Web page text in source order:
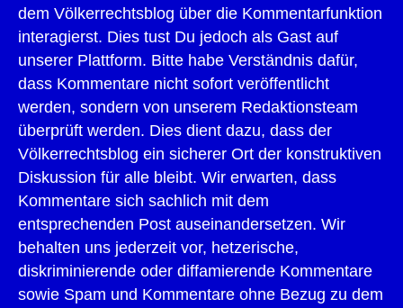
dem Völkerrechtsblog über die Kommentarfunktion
interagierst. Dies tust Du jedoch als Gast auf
unserer Plattform. Bitte habe Verständnis dafür,
dass Kommentare nicht sofort veröffentlicht
werden, sondern von unserem Redaktionsteam
überprüft werden. Dies dient dazu, dass der
Völkerrechtsblog ein sicherer Ort der konstruktiven
Diskussion für alle bleibt. Wir erwarten, dass
Kommentare sich sachlich mit dem
entsprechenden Post auseinandersetzen. Wir
behalten uns jederzeit vor, hetzerische,
diskriminierende oder diffamierende Kommentare
sowie Spam und Kommentare ohne Bezug zu dem